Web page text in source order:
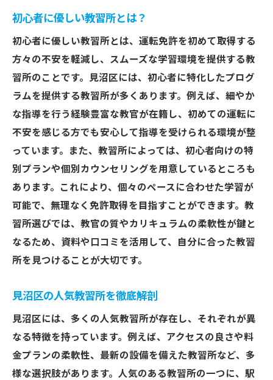
初心者に優しい教習所とは？
初心者に優しい教習所とは、運転免許を初めて取得する
方々の不安を軽減し、スムーズな学習環境を提供する教
習所のことです。見沼区には、初心者に特化したプログ
ラムを提供する教習所が多くあります。例えば、細やか
な指導を行う経験豊富な教官が在籍し、初めての運転に
不安を感じる方でも安心して指導を受けられる環境が整
っています。また、教習所によっては、初心者向けの特
別プランや個別カウンセリングを用意しているところも
あります。これにより、個々のペースに合わせた学習が
可能で、無理なく免許取得を目指すことができます。教
習所選びでは、教官の質やカリキュラムの柔軟性が鍵と
なるため、資料や口コミを活用して、自分に合った教習
所を見つけることが大切です。
見沼区の人気教習所を徹底解剖
見沼区には、多くの人気教習所が存在し、それぞれが異
なる特徴を持っています。例えば、アクセスの良さや料
金プランの柔軟性、最新の設備を備えた教習所など、多
様な選択肢があります。人気のある教習所の一つに、駅